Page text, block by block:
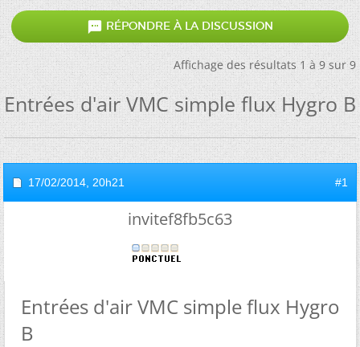
 RÉPONDRE À LA DISCUSSION
Affichage des résultats 1 à 9 sur 9
Entrées d'air VMC simple flux Hygro B
17/02/2014, 20h21 #1
invitef8fb5c63
Entrées d'air VMC simple flux Hygro
B